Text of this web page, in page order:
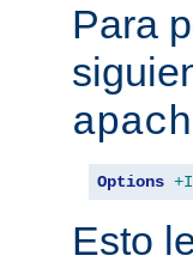
Para
Options
Esto